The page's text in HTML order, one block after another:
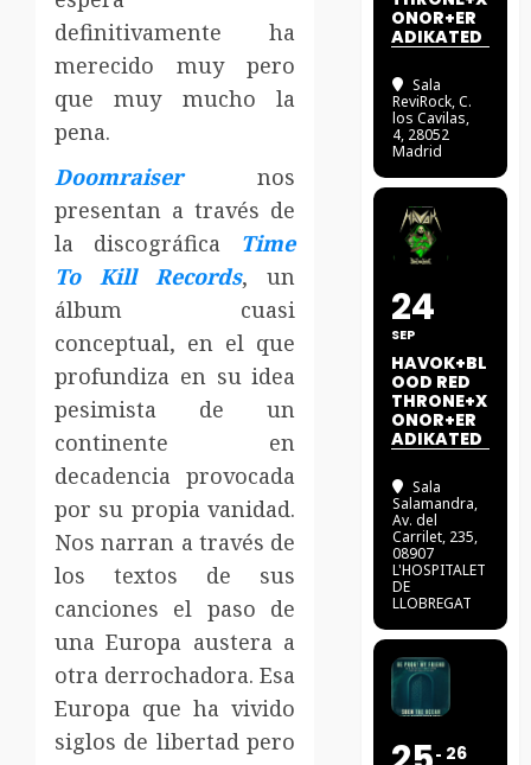
definitivamente ha
merecido muy pero
que muy mucho la
pena.
Doomraisernos
presentan a través de
la discográfica Time
To Kill Records, un
álbum cuasi
conceptual, en el que
profundiza en su idea
pesimista de un
continente en
decadencia provocada
por su propia vanidad.
Nos narran a través de
los textos de sus
canciones el paso de
una Europa austera a
otra derrochadora. Esa
Europa que ha vivido
siglos de libertad pero
ONOR+ER
ADIKATED
Sala
ReviRock, C.
los Cavilas,
4, 28052
Madrid
24
SEP
HAVOK+BL
OOD RED
THRONE+X
ONOR+ER
ADIKATED
Sala
Salamandra,
Av. del
Carrilet, 235,
08907
L'HOSPITALET
DE
LLOBREGAT
26